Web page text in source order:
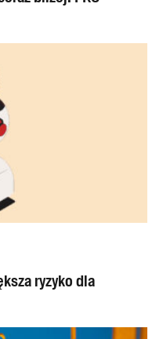
ryzyko dla